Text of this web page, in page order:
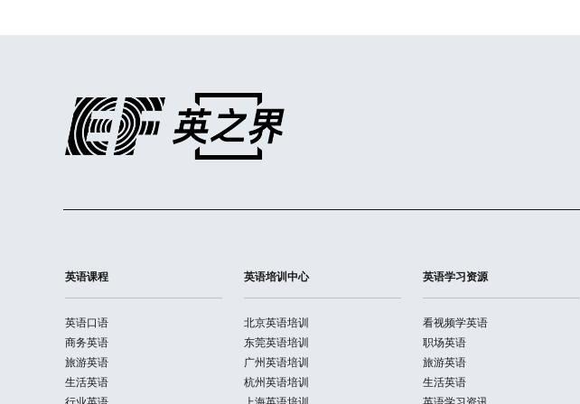
英语课程
英语口语
商务英语
旅游英语
生活英语
英语培训中心
北京英语培训
东莞英语培训
广州英语培训
杭州英语培训
英语学习资源
看视频学英语
职场英语
旅游英语
生活英语